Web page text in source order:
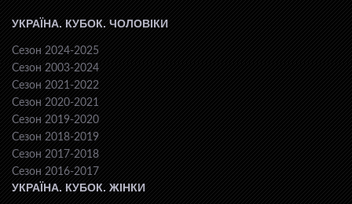
УКРАЇНА. КУБОК. ЧОЛОВІКИ
Сезон 2024-2025
Сезон 2003-2024
Сезон 2021-2022
Сезон 2020-2021
Сезон 2019-2020
Сезон 2018-2019
Сезон 2017-2018
Сезон 2016-2017
УКРАЇНА. КУБОК. ЖІНКИ